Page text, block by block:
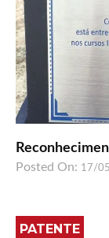
Posted On: 17/
PATENTE